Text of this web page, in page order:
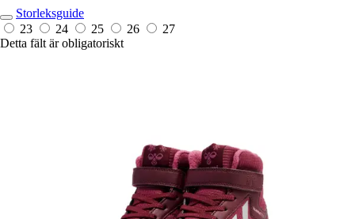
Storleksguide
23
24 25 26
27
Detta fält är obligatoriskt